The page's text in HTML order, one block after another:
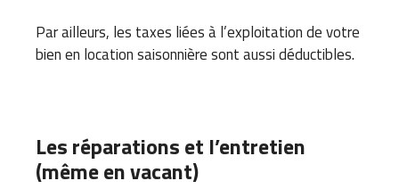
Par ailleurs, les taxes liées à l’exploitation de votre
bien en location saisonnière sont aussi déductibles.
Les réparations et l’entretien
(même en vacant)